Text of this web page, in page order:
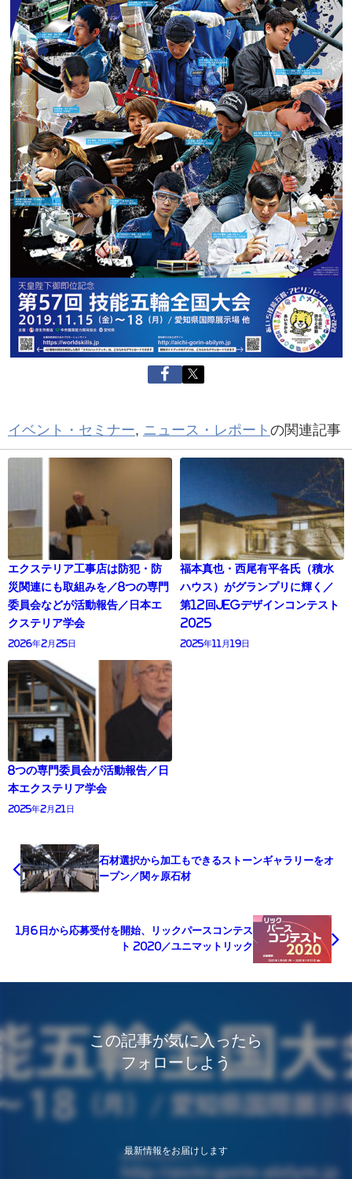
イベント・セミナー, ニュース・レポート の関連記事
エクステリア工事店は防犯・防
災関連にも取組みを／8つの専門
委員会などが活動報告／日本エ
クステリア学会
2026年2月25日
福本真也・西尾有平各氏（積水
ハウス）がグランプリに輝く／
第12回JEGデザインコンテスト
2025
2025年11月19日
8つの専門委員会が活動報告／日
本エクステリア学会
2025年2月21日
石材選択から加工もできるストーンギャラリーをオ
ープン／関ヶ原石材
1月6日から応募受付を開始、リックパースコンテス
ト 2020／ユニマットリック
この記事が気に入ったら
フォローしよう
最新情報をお届けします